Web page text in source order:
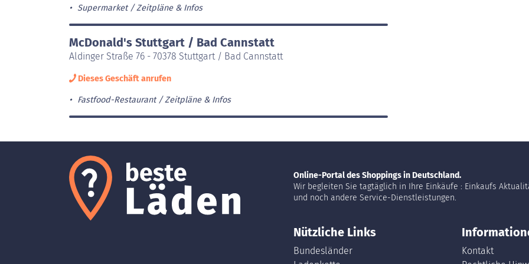
Supermarket Zeitpläne & Infos
McDonald's Stuttgart / Bad Cannstatt
Aldinger Straße 76 - 70378 Stuttgart / Bad Cannstatt
Dieses Geschäft anrufen
Fastfood-Restaurant Zeitpläne & Infos
Online-Portal des Shoppings in Deutschland.
Wir begleiten Sie tagtäglich in Ihre Einkäufe : Einkaufs
und noch andere Service-Dienstleistungen.
Nützliche Links
Bundesländer
Kontakt